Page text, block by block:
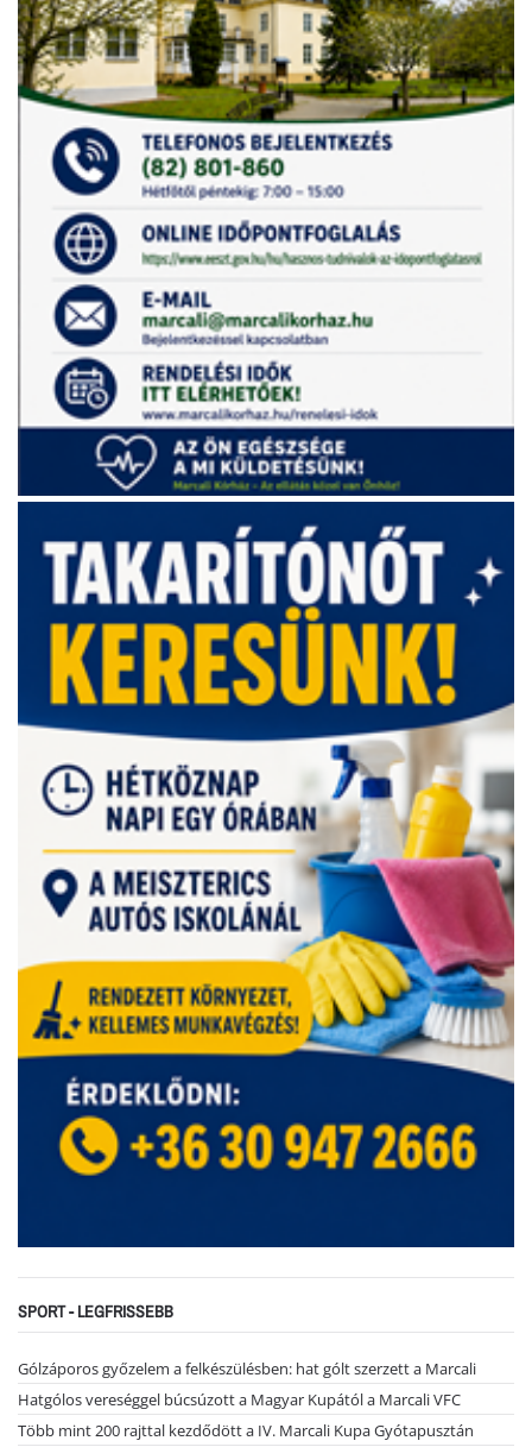
SPORT - LEGFRISSEBB
Gólzáporos győzelem a felkészülésben: hat gólt szerzett a Marcali
Hatgólos vereséggel búcsúzott a Magyar Kupától a Marcali VFC
Több mint 200 rajttal kezdődött a IV. Marcali Kupa Gyótapusztán